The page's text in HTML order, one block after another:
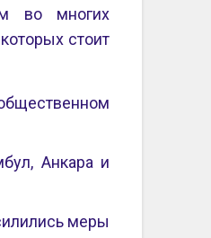
во многих
стоит
Анкара и
меры